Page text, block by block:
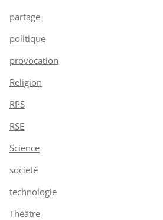
partage
politique
provocation
Religion
RPS
RSE
Science
société
technologie
Théâtre